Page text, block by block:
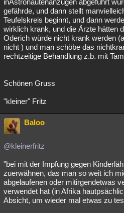
inAstronautenanzügen abgeführt
gefährde, und dann stellt
Teufelskreis beginnt, und dann
wirklich krank, und die Ärzte hätten
Oderich würde nicht krank werden
nicht ) und man schöbe das
rechtzeitige Behandlung z.b. mit
Schönen Gruss
"kleiner" Fritz
Baloo
@kleinerfritz
"bei mit der Impfung gegen
zuerwähnen, das man so weit ich
abgelaufenen oder mitirgendetwas
verwendet hat (in Afrika
Absicht, um wieder mal etwas zu